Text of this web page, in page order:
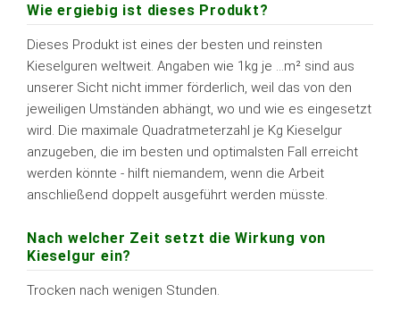
Wie ergiebig ist dieses Produkt?
Dieses Produkt ist eines der besten und reinsten
Kieselguren weltweit. Angaben wie 1kg je …m² sind aus
unserer Sicht nicht immer förderlich, weil das von den
jeweiligen Umständen abhängt, wo und wie es eingesetzt
wird. Die maximale Quadratmeterzahl je Kg Kieselgur
anzugeben, die im besten und optimalsten Fall erreicht
werden könnte - hilft niemandem, wenn die Arbeit
anschließend doppelt ausgeführt werden müsste.
Nach welcher Zeit setzt die Wirkung von
Kieselgur ein?
Trocken nach wenigen Stunden.